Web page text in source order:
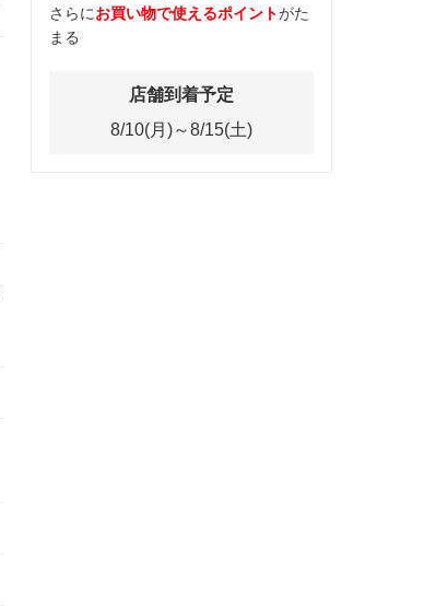
さらにお買い物で使えるポイントがた
まる
店舗到着予定
8/10(月)～8/15(土)